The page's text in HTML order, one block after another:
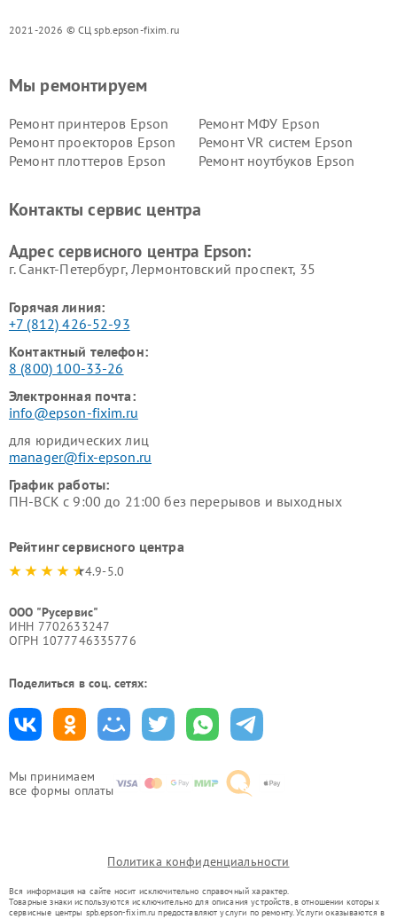
2021-2026 © СЦ spb.epson-fixim.ru
Мы принимаем
все формы оплаты
Мы ремонтируем
Ремонт принтеров Epson
Ремонт МФУ Epson
Ремонт проекторов Epson
Ремонт VR систем Epson
Ремонт плоттеров Epson
Ремонт ноутбуков Epson
Контакты сервис центра
Адрес сервисного центра Epson:
г. Санкт-Петербург, Лермонтовский проспект, 35
Горячая линия:
+7 (812) 426-52-93
Контактный телефон:
8 (800) 100-33-26
Электронная почта:
info@epson-fixim.ru
для юридических лиц
manager@fix-epson.ru
График работы:
ПН-ВСК с 9:00 до 21:00 без перерывов и выходных
Рейтинг сервисного центра
4.9-5.0
ООО "Русервис"
ИНН 7702633247
ОГРН 1077746335776
Поделиться в соц. сетях:
Политика конфиденциальности
Вся информация на сайте носит исключительно справочный характер.
Товарные знаки используются исключительно для описания устройств, в отношении которых
сервисные центры spb.epson-fixim.ru предоставляют услуги по ремонту. Услуги оказываются в